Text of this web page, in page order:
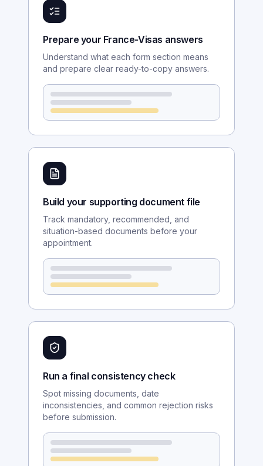
Prepare your France-Visas answers
Understand what each form section means
and prepare clear ready-to-copy answers.
Build your supporting document file
Track mandatory, recommended, and
situation-based documents before your
appointment.
Run a final consistency check
Spot missing documents, date
inconsistencies, and common rejection risks
before submission.